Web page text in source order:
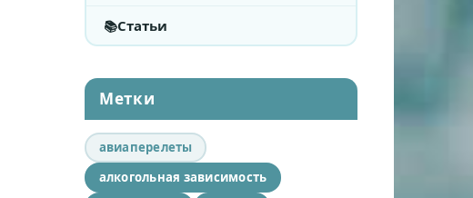
Статьи
Метки
авиаперелеты
алкогольная зависимость